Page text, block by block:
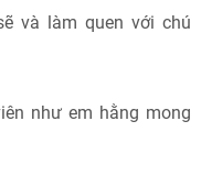
và làm quen với chú
như em hằng mong